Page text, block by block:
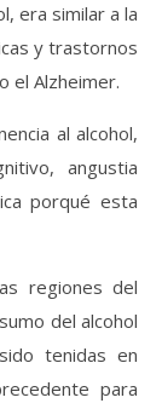
era similar a la
y trastornos
el Alzheimer.
al alcohol,
angustia
porqué esta
regiones del
del alcohol
tenidas en
para